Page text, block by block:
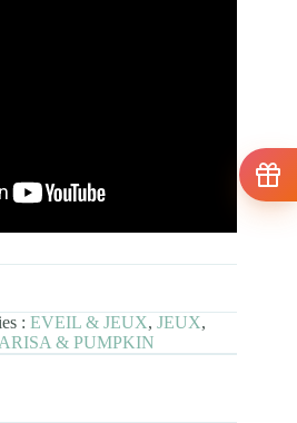
: EVEIL & JEUX, JEUX,
& PUMPKIN